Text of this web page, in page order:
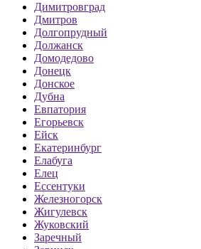
Димитровград
Дмитров
Долгопрудный
Должанск
Домодедово
Донецк
Донское
Дубна
Евпатория
Егорьевск
Ейск
Екатеринбург
Елабуга
Елец
Ессентуки
Железногорск
Жигулевск
Жуковский
Заречный